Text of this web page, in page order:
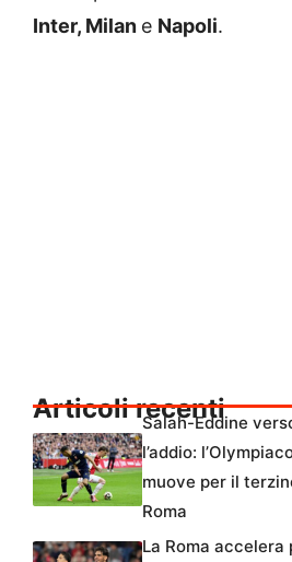
Inter, Milan e Napoli.
Articoli recenti
Salah-Eddine
l’addio:
muove per il
Roma
La Roma accelera